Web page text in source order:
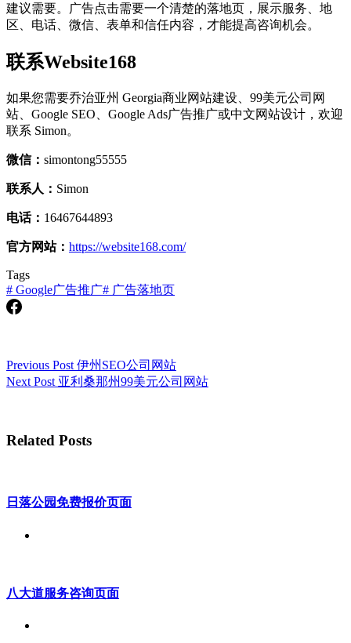
建议需要。广告点击需要一个清楚的落地页，展示服务、地
区、电话、微信、表单和信任内容，才能提高咨询机会。
联系Website168
如果您需要乔治亚州 Georgia商业网站建设、99美元公司网
站、Google SEO、Google Ads广告推广或中文网站设计，欢迎
联系 Simon。
微信： simontong55555
联系人： Simon
电话： 16467644893
官方网站： https://website168.com/
Tags
# Google广告推广# 广告落地页
Previous Post 伊州SEO公司网站
Next Post 亚利桑那州99美元公司网站
Related Posts
日落公园免费报价页面
八大道服务咨询页面